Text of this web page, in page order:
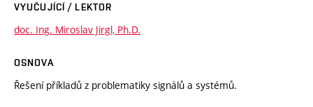
VYUČUJÍCÍ / LEKTOR
doc. Ing. Miroslav Jirgl, Ph.D.
OSNOVA
Řešení příkladů z problematiky signálů a systémů.